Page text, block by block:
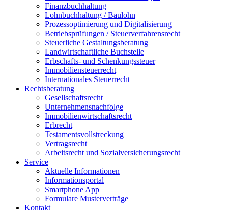
Finanzbuchhaltung
Lohnbuchhaltung / Baulohn
Prozessoptimierung und Digitalisierung
Betriebsprüfungen / Steuerverfahrensrecht
Steuerliche Gestaltungsberatung
Landwirtschaftliche Buchstelle
Erbschafts- und Schenkungssteuer
Immobiliensteuerrecht
Internationales Steuerrecht
Rechtsberatung
Gesellschaftsrecht
Unternehmensnachfolge
Immobilienwirtschaftsrecht
Erbrecht
Testamentsvollstreckung
Vertragsrecht
Arbeitsrecht und Sozialversicherungsrecht
Service
Aktuelle Informationen
Informationsportal
Smartphone App
Formulare Musterverträge
Kontakt